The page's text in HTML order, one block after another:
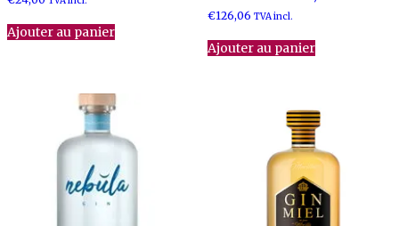
Ajouter au panier
€126,06 TVA incl.
Ajouter au panier